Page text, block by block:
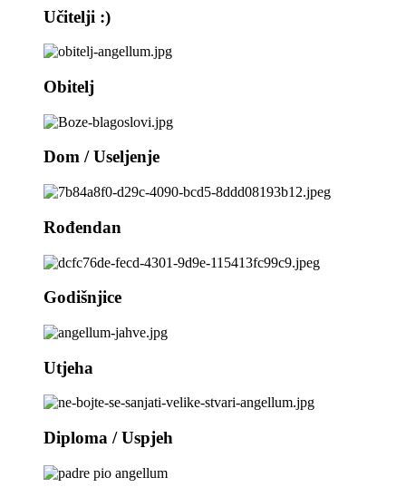
Učitelji :)
Obitelj
Dom / Useljenje
Rođendan
Godišnjice
Utjeha
Diploma / Uspjeh